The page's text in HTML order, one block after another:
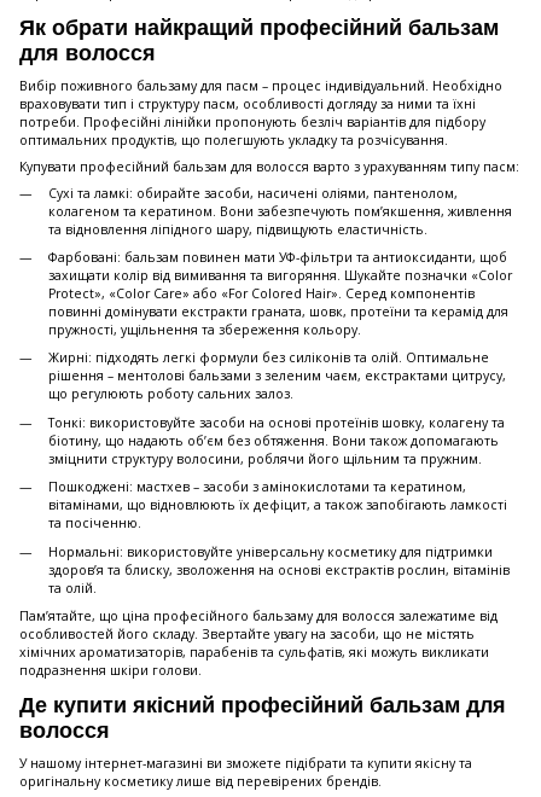
Як обрати найкращий професійний бальзам
для волосся
Вибір поживного бальзаму для пасм – процес індивідуальний. Необхідно
враховувати тип і структуру пасм, особливості догляду за ними та їхні
потреби. Професійні лінійки пропонують безліч варіантів для підбору
оптимальних продуктів, що полегшують укладку та розчісування.
Купувати професійний бальзам для волосся варто з урахуванням типу пасм:
Сухі та ламкі: обирайте засоби, насичені оліями, пантенолом,
колагеном та кератином. Вони забезпечують пом’якшення, живлення
та відновлення ліпідного шару, підвищують еластичність.
Фарбовані: бальзам повинен мати УФ-фільтри та антиоксиданти, щоб
захищати колір від вимивання та вигоряння. Шукайте позначки «Color
Protect», «Color Care» або «For Colored Hair». Серед компонентів
повинні домінувати екстракти граната, шовк, протеїни та керамід для
пружності, ущільнення та збереження кольору.
Жирні: підходять легкі формули без силіконів та олій. Оптимальне
рішення – ментолові бальзами з зеленим чаєм, екстрактами цитрусу,
що регулюють роботу сальних залоз.
Тонкі: використовуйте засоби на основі протеїнів шовку, колагену та
біотину, що надають об’єм без обтяження. Вони також допомагають
зміцнити структуру волосини, роблячи його щільним та пружним.
Пошкоджені: мастхев – засоби з амінокислотами та кератином,
вітамінами, що відновлюють їх дефіцит, а також запобігають ламкості
та посіченню.
Нормальні: використовуйте універсальну косметику для підтримки
здоров’я та блиску, зволоження на основі екстрактів рослин, вітамінів
та олій.
Пам’ятайте, що ціна професійного бальзаму для волосся залежатиме від
особливостей його складу. Звертайте увагу на засоби, що не містять
хімічних ароматизаторів, парабенів та сульфатів, які можуть викликати
подразнення шкіри голови.
Де купити якісний професійний бальзам для
волосся
У нашому інтернет-магазині ви зможете підібрати та купити якісну та
оригінальну косметику лише від перевірених брендів.